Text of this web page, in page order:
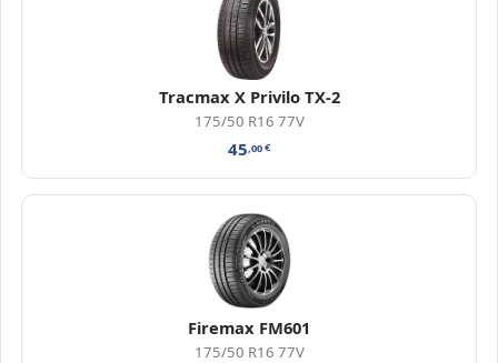
Tracmax X Privilo TX-2
175/50 R16 77V
45,00€
Firemax FM601
175/50 R16 77V